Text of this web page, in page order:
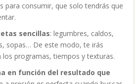
para consumir, que solo tendrás que
sencillas: legumbres, caldos,
sopas… De este modo, te irás
programas, tiempos y texturas.
en función del resultado que